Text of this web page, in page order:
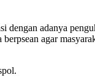
dengan adanya
agar